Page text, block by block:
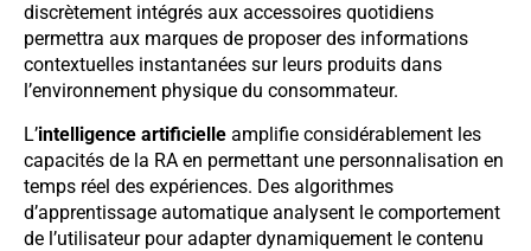
discrètement intégrés aux accessoires quotidiens
permettra aux marques de proposer des informations
contextuelles instantanées sur leurs produits dans
l’environnement physique du consommateur.
L’intelligence artificielle amplifie considérablement les
capacités de la RA en permettant une personnalisation en
temps réel des expériences. Des algorithmes
d’apprentissage automatique analysent le comportement
de l’utilisateur pour adapter dynamiquement le contenu